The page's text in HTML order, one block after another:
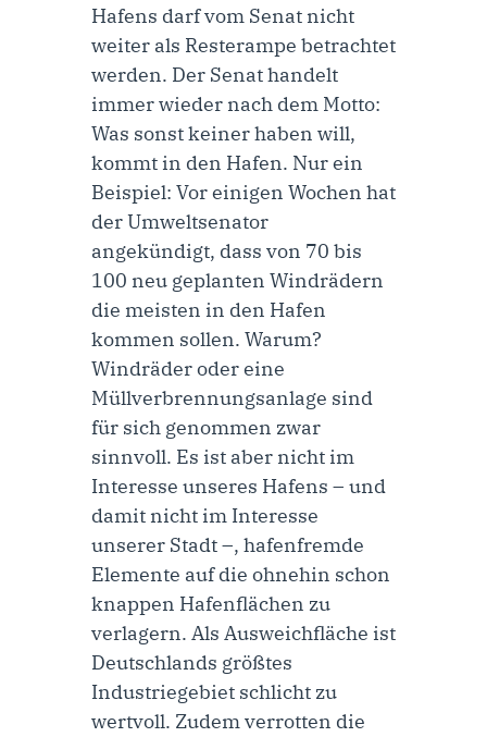
Hafens darf vom Senat nicht
weiter als Resterampe betrachtet
werden. Der Senat handelt
immer wieder nach dem Motto:
Was sonst keiner haben will,
kommt in den Hafen. Nur ein
Beispiel: Vor einigen Wochen hat
der Umweltsenator
angekündigt, dass von 70 bis
100 neu geplanten Windrädern
die meisten in den Hafen
kommen sollen. Warum?
Windräder oder eine
Müllverbrennungsanlage sind
für sich genommen zwar
sinnvoll. Es ist aber nicht im
Interesse unseres Hafens – und
damit nicht im Interesse
unserer Stadt –, hafenfremde
Elemente auf die ohnehin schon
knappen Hafenflächen zu
verlagern. Als Ausweichfläche ist
Deutschlands größtes
Industriegebiet schlicht zu
wertvoll. Zudem verrotten die